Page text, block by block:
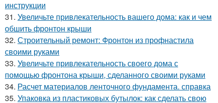
инструкции
31. Увеличьте привлекательность вашего дома: как и чем
обшить фронтон крыши
32. Строительный ремонт: Фронтон из профнастила
своими руками
33. Увеличьте привлекательность своего дома с
помощью фронтона крыши, сделанного своими руками
34. Расчет материалов ленточного фундамента. справка
35. Упаковка из пластиковых бутылок: как сделать свою